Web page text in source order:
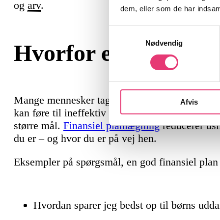
dem, eller som de har
Nødvendig
Afvis
og arv.
Hvorfor er det
Mange mennesker tager økonomiske
kan føre til ineffektiv brug af ressourcer,
større mål. Finansiel planlægningreducerer
du er – og hvor du er på vej hen.
Eksempler på spørgsmål, en god finansiel plan
Hvordan sparer jeg bedst op til børns